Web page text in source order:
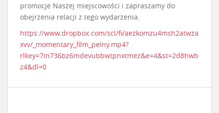
promocje Naszej miejscowości i zapraszamy do
obejrzenia relacji z tego wydarzenia.
https://www.dropbox.com/scl/fi/aezkomzu4msh2atwza
xvv/_momentary_film_pelny.mp4?
rlkey=7in736bz6mdevubbwtpnxtmez&e=4&st=2d8hwb
z4&dl=0